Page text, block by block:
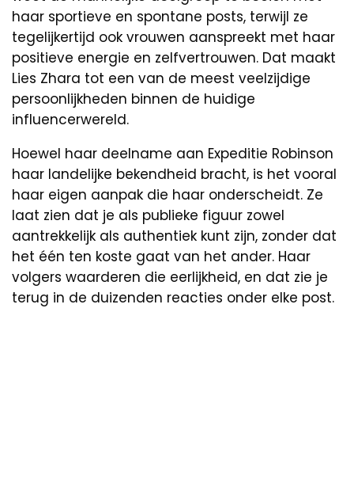
haar sportieve en spontane posts, terwijl ze
tegelijkertijd ook vrouwen aanspreekt met haar
positieve energie en zelfvertrouwen. Dat maakt
Lies Zhara tot een van de meest veelzijdige
persoonlijkheden binnen de huidige
influencerwereld.
Hoewel haar deelname aan Expeditie Robinson
haar landelijke bekendheid bracht, is het vooral
haar eigen aanpak die haar onderscheidt. Ze
laat zien dat je als publieke figuur zowel
aantrekkelijk als authentiek kunt zijn, zonder dat
het één ten koste gaat van het ander. Haar
volgers waarderen die eerlijkheid, en dat zie je
terug in de duizenden reacties onder elke post.